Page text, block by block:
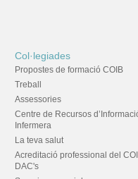
Col·legiades
Propostes de formació COIB
Treball
Assessories
Centre de Recursos
Infermera
La teva salut
Acreditació professional del
DAC's